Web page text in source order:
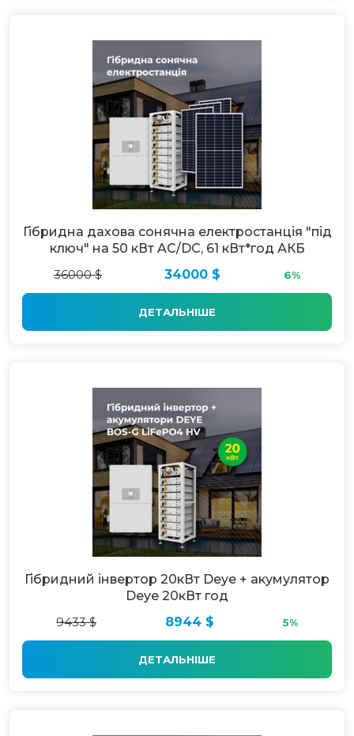
Гібридна дахова сонячна електростанція "під
ключ" на 50 кВт AC/DC, 61 кВт*год АКБ
36000 $
34000 $ 6%
ДЕТАЛЬНІШЕ
Гібридний інвертор 20кВт Deye + акумулятор
Deye 20кВт год
9433 $
8944 $ 5%
ДЕТАЛЬНІШЕ